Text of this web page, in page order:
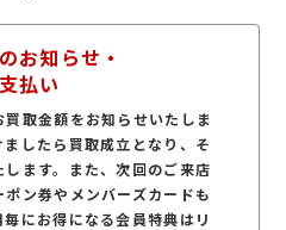
お知らせ・
払い
取金額をお知らせいたしま
したら買取成立となり、そ
ます。また、次回のご来店
ン券やメンバーズカードも
にお得になる会員特典はリ